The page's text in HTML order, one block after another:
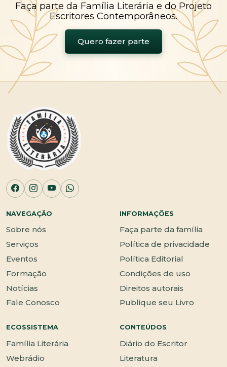
Faça parte da Família Literária e do Projeto
Escritores Contemporâneos.
Quero fazer parte
NAVEGAÇÃO
Sobre nós
Serviços
Eventos
Formação
Notícias
Fale Conosco
INFORMAÇÕES
Faça parte da família
Política de privacidade
Política Editorial
Condições de uso
Direitos autorais
Publique seu Livro
ECOSSISTEMA
Família Literária
Webrádio
CONTEÚDOS
Diário do Escritor
Literatura